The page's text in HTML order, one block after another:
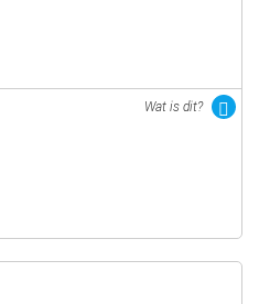
Wat is dit?